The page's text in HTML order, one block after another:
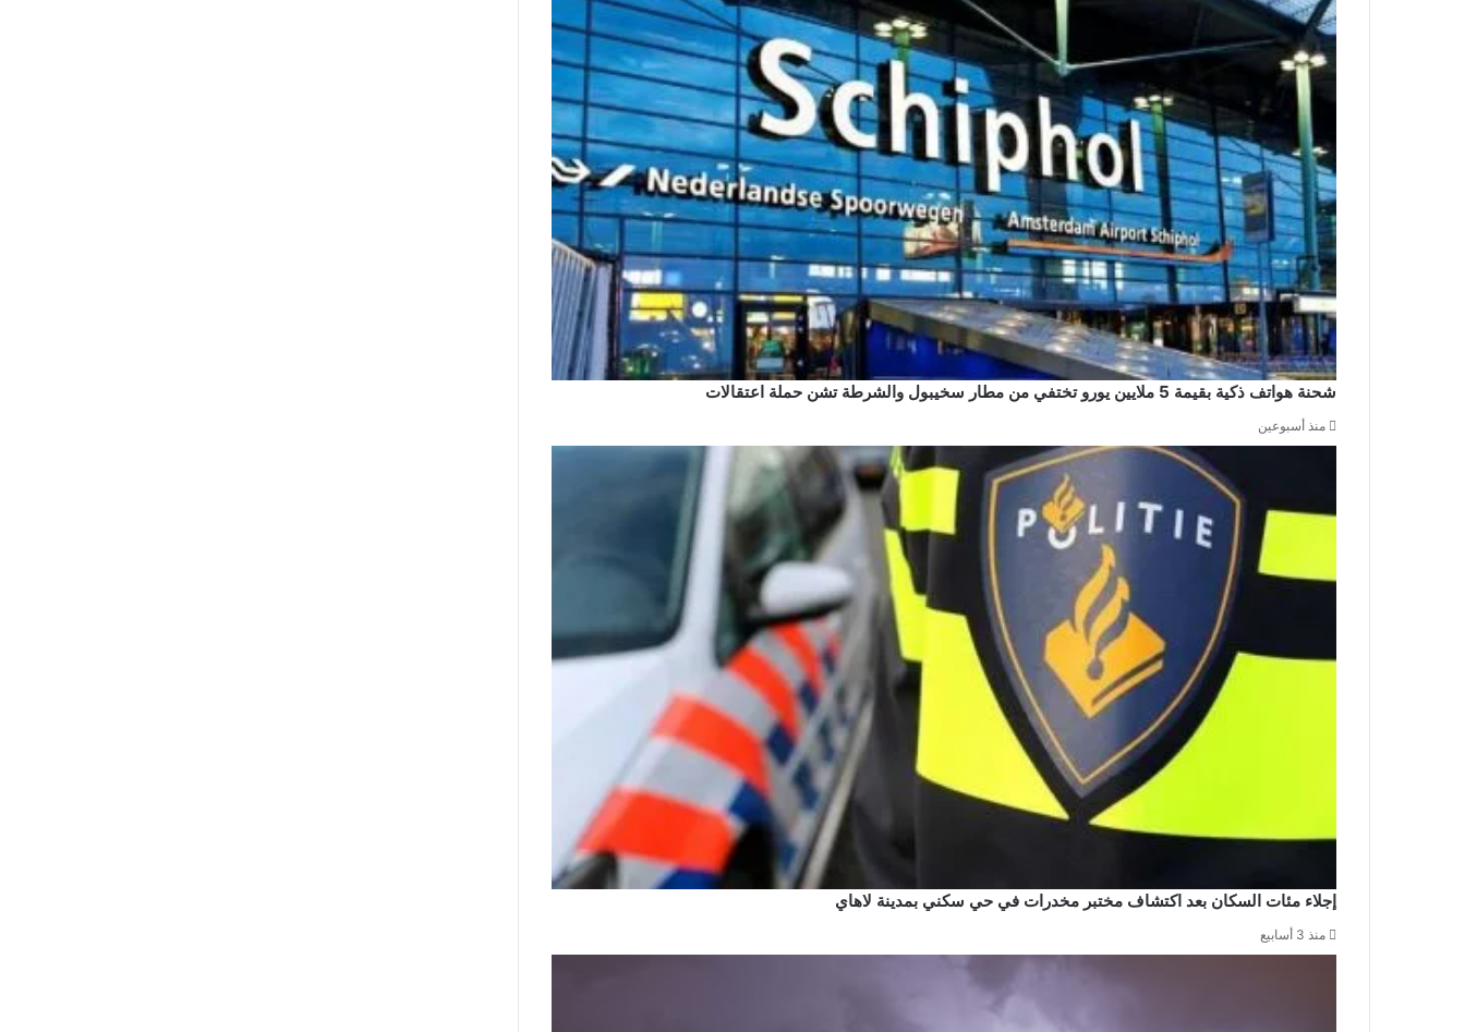
شحنة هواتف ذكية بقيمة 5 ملايين يورو تختفي من مطار سخيبول والشرطة تشن حملة اعتقالات
منذ أسبوعين
إجلاء مئات السكان بعد اكتشاف مختبر مخدرات في حي سكني بمدينة لاهاي
منذ 3 أسابيع